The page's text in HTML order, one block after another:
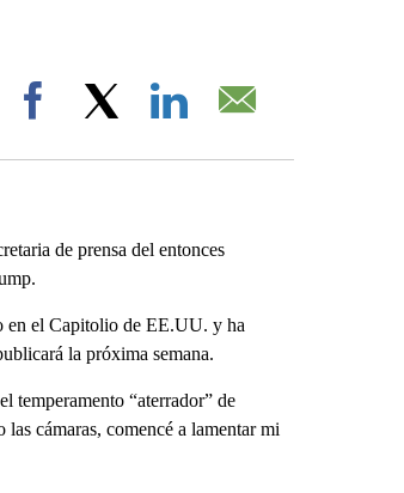
"".
Facebook
de prensa del entonces
en el Capitolio de EE.UU. y ha
la próxima semana.
temperamento “aterrador” de
cámaras, comencé a lamentar mi